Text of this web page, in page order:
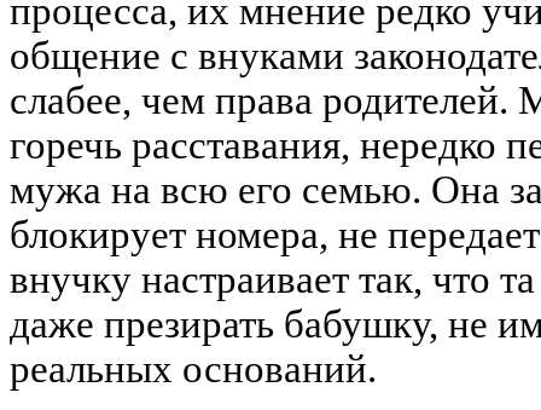
процесса, их мнение редко
общение с внуками
слабее, чем права
горечь расставания, нередко
мужа на всю его семью. Она
блокирует номера, не
внучку настраивает так, что
даже презирать бабушку, не
реальных оснований.